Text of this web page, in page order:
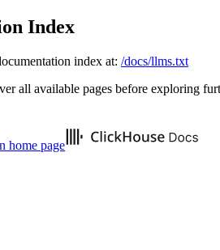
Index
index at: /docs/llms.txt
all available pages before exploring
home page